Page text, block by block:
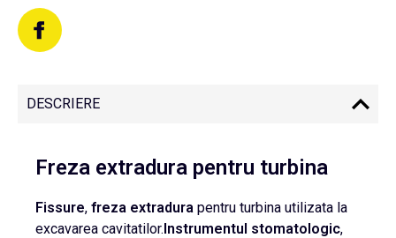
DESCRIERE
Freza extradura pentru turbina
Fissure, freza extradura pentru turbina utilizata la
excavarea cavitatilor.Instrumentul stomatologic,